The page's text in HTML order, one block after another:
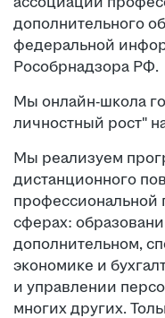
дополнительного
федеральной
Рособрнадзора РФ.
Мы онлайн-школа
личностный рост"
Мы реализуем
дистанционного
профессиональной
сферах:
дополнительном,
экономике и
и управлении
многих других.